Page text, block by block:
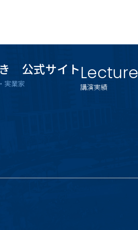
公式サイト
実業家 Lecture
講演実績